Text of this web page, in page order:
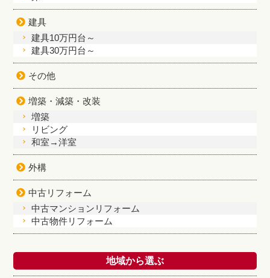
建具
建具10万円台～
建具30万円台～
その他
増築・減築・改装
増築
リビング
和室→洋室
外構
中古リフォーム
中古マンションリフォーム
中古物件リフォーム
地域から選ぶ